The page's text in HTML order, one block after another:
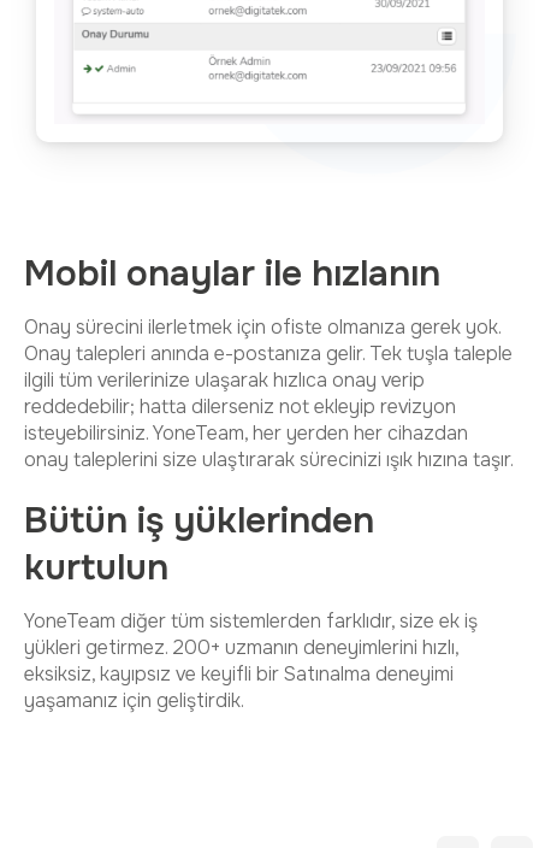
Mobil onaylar ile hızlanın
Onay sürecini ilerletmek için ofiste olmanıza gerek yok.
Onay talepleri anında e-postanıza gelir. Tek tuşla taleple
ilgili tüm verilerinize ulaşarak hızlıca onay verip
reddedebilir; hatta dilerseniz not ekleyip revizyon
isteyebilirsiniz. YoneTeam, her yerden her cihazdan
onay taleplerini size ulaştırarak sürecinizi ışık hızına taşır.
Bütün iş yüklerinden
kurtulun
YoneTeam diğer tüm sistemlerden farklıdır, size ek iş
yükleri getirmez. 200+ uzmanın deneyimlerini hızlı,
eksiksiz, kayıpsız ve keyifli bir Satınalma deneyimi
yaşamanız için geliştirdik.